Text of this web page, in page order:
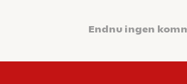
Endnu ingen